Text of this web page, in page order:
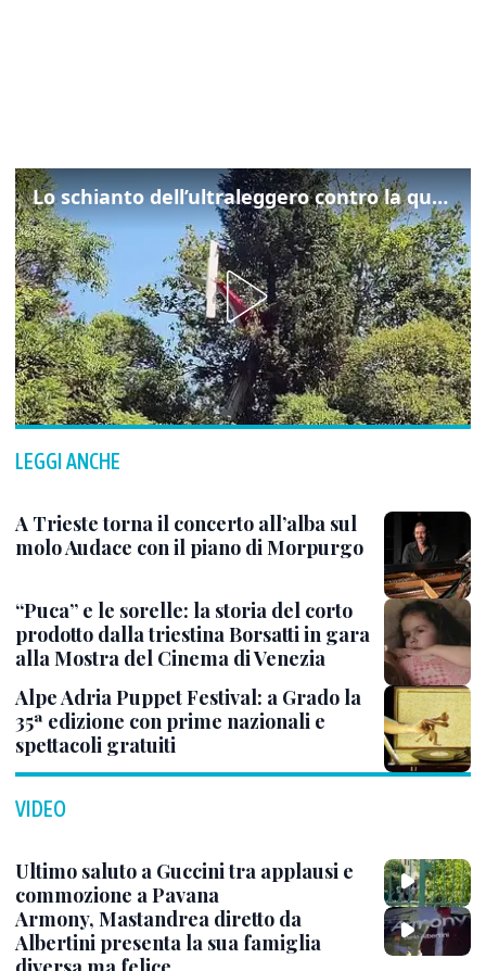
Lo schianto dell’ultraleggero contro la quercia: cosa è successo a Rivarotta
LEGGI ANCHE
A Trieste torna il concerto all’alba sul
molo Audace con il piano di Morpurgo
“Puca” e le sorelle: la storia del corto
prodotto dalla triestina Borsatti in gara
alla Mostra del Cinema di Venezia
Alpe Adria Puppet Festival: a Grado la
35ª edizione con prime nazionali e
spettacoli gratuiti
VIDEO
Ultimo saluto a Guccini tra applausi e
commozione a Pavana
Armony, Mastandrea diretto da
Albertini presenta la sua famiglia